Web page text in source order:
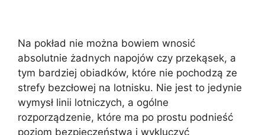
Na pokład nie można bowiem wnosić
absolutnie żadnych napojów czy przekąsek, a
tym bardziej obiadków, które nie pochodzą ze
strefy bezcłowej na lotnisku. Nie jest to jedynie
wymysł linii lotniczych, a ogólne
rozporządzenie, które ma po prostu podnieść
poziom bezpieczeństwa i wykluczyć